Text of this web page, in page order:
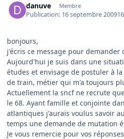
danuve Membre
Publication: 16 septembre 2009
bonjours,
j'écris ce message pour demander
Aujourd'hui je suis dans une
études et envisage de postuler à
de train, métier qui m'a toujours
Actuellement la sncf ne recrute
le 68. Ayant famille et conjointe
atlantiques j'aurais voulus savoir
temps une demande de mutation
Je vous remercie pour vos